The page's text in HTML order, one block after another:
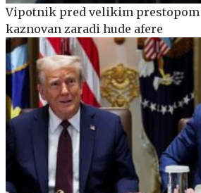
Vipotnik pred velikim prestopom
kaznovan zaradi hude afere